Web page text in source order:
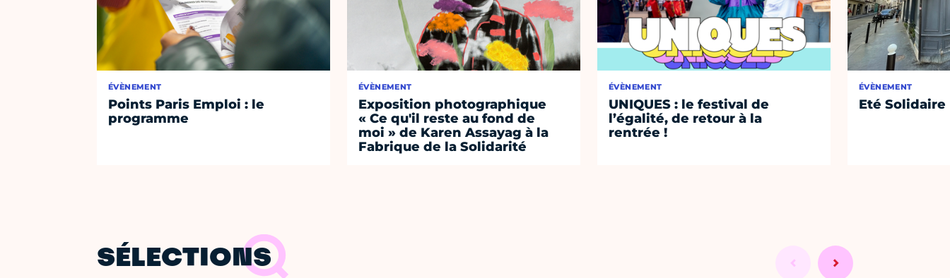
ÉVÈNEMENT
Points Paris Emploi : le
programme
ÉVÈNEMENT
Exposition photographique
« Ce qu'il reste au fond de
moi » de Karen Assayag à la
Fabrique de la Solidarité
ÉVÈNEMENT
UNIQUES : le festival de
l’égalité, de retour à la
rentrée !
ÉVÈNEMENT
Eté Solidaire
SÉLECTIONS